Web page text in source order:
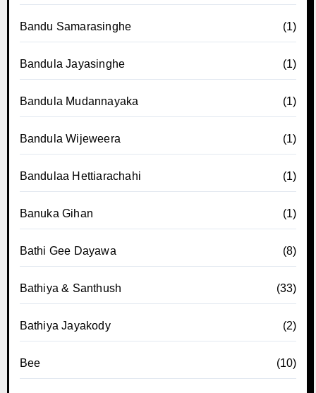
Bandu Samarasinghe (1)
Bandula Jayasinghe (1)
Bandula Mudannayaka (1)
Bandula Wijeweera (1)
Bandulaa Hettiarachahi (1)
Banuka Gihan (1)
Bathi Gee Dayawa (8)
Bathiya & Santhush (33)
Bathiya Jayakody (2)
Bee (10)